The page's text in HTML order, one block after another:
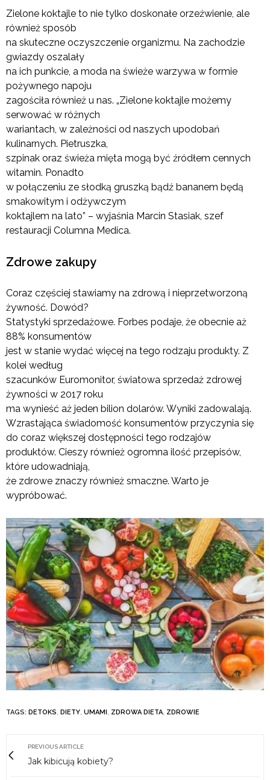
Zielone koktajle to nie tylko doskonałe orzeźwienie, ale
również sposób
na skuteczne oczyszczenie organizmu. Na zachodzie
gwiazdy oszalały
na ich punkcie, a moda na świeże warzywa w formie
pożywnego napoju
zagościła również u nas. „Zielone koktajle możemy
serwować w różnych
wariantach, w zależności od naszych upodobań
kulinarnych. Pietruszka,
szpinak oraz świeża mięta mogą być źródłem cennych
witamin. Ponadto
w połączeniu ze słodką gruszką bądź bananem będą
smakowitym i odżywczym
koktajlem na lato” – wyjaśnia Marcin Stasiak, szef
restauracji Columna Medica.
Zdrowe zakupy
Coraz częściej stawiamy na zdrową i nieprzetworzoną
żywność. Dowód?
Statystyki sprzedażowe. Forbes podaje, że obecnie aż
88% konsumentów
jest w stanie wydać więcej na tego rodzaju produkty. Z
kolei według
szacunków Euromonitor, światowa sprzedaż zdrowej
żywności w 2017 roku
ma wynieść aż jeden bilion dolarów. Wyniki zadowalają.
Wzrastająca świadomość konsumentów przyczynia się
do coraz większej dostępności tego rodzajów
produktów. Cieszy również ogromna ilość przepisów,
które udowadniają,
że zdrowe znaczy również smaczne. Warto je
wypróbować.
TAGS: DETOKS, DIETY, UMAMI, ZDROWA DIETA, ZDROWIE
PREVIOUS ARTICLE
Jak kibicują kobiety?